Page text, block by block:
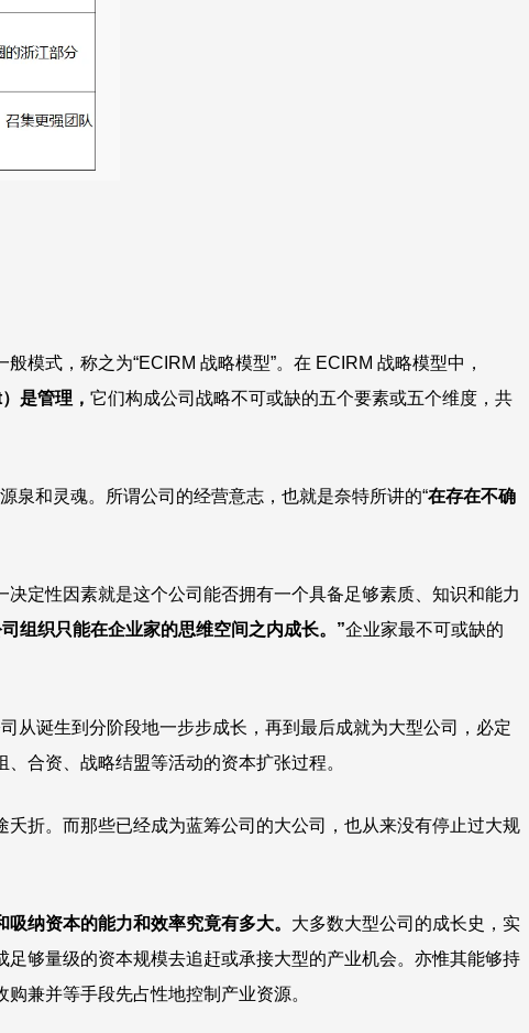
模式，称之为“ECIRM 战略模型”。在 ECIRM 战略模型中，
是管理， 它们构成公司战略不可或缺的五个要素或五个维度，共
泉和灵魂。所谓公司的经营意志，也就是奈特所讲的“在存在不确
定性因素就是这个公司能否拥有一个具备足够素质、知识和能力
组织只能在企业家的思维空间之内成长。”企业家最不可或缺的
从诞生到分阶段地一步步成长，再到最后成就为大型公司，必定
合资、战略结盟等活动的资本扩张过程。
折。而那些已经成为蓝筹公司的大公司，也从来没有停止过大规
吸纳资本的能力和效率究竟有多大。 大多数大型公司的成长史，实
够量级的资本规模去追赶或承接大型的产业机会。亦惟其能够持
兼并等手段先占性地控制产业资源。